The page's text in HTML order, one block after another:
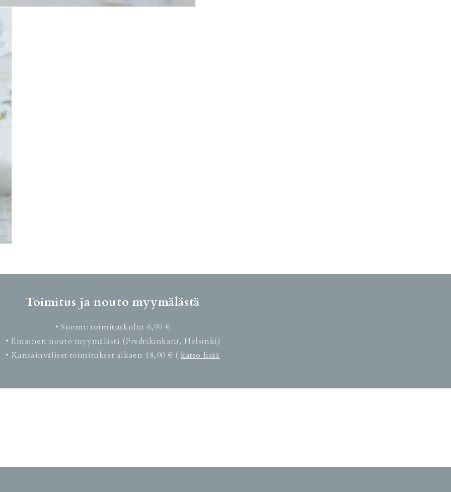
Toimitus ja nouto myymälästä
• Suomi: toimituskulut 6,90 €
• Ilmainen nouto myymälästä (Fredrikinkatu, Helsinki)
• Kansainväliset toimitukset alkaen 18,00 € ( katso lisää